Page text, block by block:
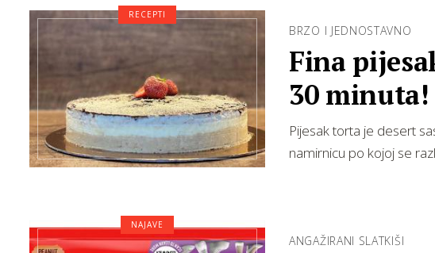
BRZO I JEDNOSTAVNO
Fina
30 minuta!
Pijesak torta je desert
namirnicu po kojoj se
RECEPTI
ANGAŽIRANI SLATKIŠI
NAJAVE